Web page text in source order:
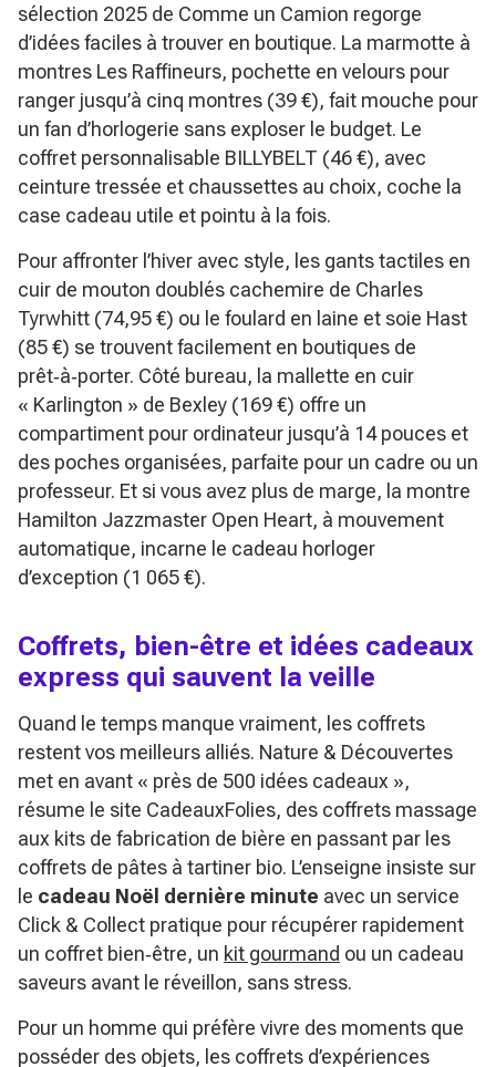
sélection 2025 de Comme un Camion regorge
d’idées faciles à trouver en boutique. La marmotte à
montres Les Raffineurs, pochette en velours pour
ranger jusqu’à cinq montres (39 €), fait mouche pour
un fan d’horlogerie sans exploser le budget. Le
coffret personnalisable BILLYBELT (46 €), avec
ceinture tressée et chaussettes au choix, coche la
case cadeau utile et pointu à la fois.
Pour affronter l’hiver avec style, les gants tactiles en
cuir de mouton doublés cachemire de Charles
Tyrwhitt (74,95 €) ou le foulard en laine et soie Hast
(85 €) se trouvent facilement en boutiques de
prêt‑à‑porter. Côté bureau, la mallette en cuir
« Karlington » de Bexley (169 €) offre un
compartiment pour ordinateur jusqu’à 14 pouces et
des poches organisées, parfaite pour un cadre ou un
professeur. Et si vous avez plus de marge, la montre
Hamilton Jazzmaster Open Heart, à mouvement
automatique, incarne le cadeau horloger
d’exception (1 065 €).
Coffrets, bien-être et idées cadeaux
express qui sauvent la veille
Quand le temps manque vraiment, les coffrets
restent vos meilleurs alliés. Nature & Découvertes
met en avant « près de 500 idées cadeaux »,
résume le site CadeauxFolies, des coffrets massage
aux kits de fabrication de bière en passant par les
coffrets de pâtes à tartiner bio. L’enseigne insiste sur
le cadeau Noël dernière minute avec un service
Click & Collect pratique pour récupérer rapidement
un coffret bien‑être, un kit gourmand ou un cadeau
saveurs avant le réveillon, sans stress.
Pour un homme qui préfère vivre des moments que
posséder des objets, les coffrets d’expériences